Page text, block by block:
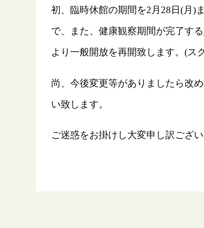
初、臨時休館の期間を2月28日(月)
で、また、健康観察期間が完了する
より一般開放を再開致します。(ス
尚、今後変更等がありましたら改
い致します。
ご迷惑をお掛けし大変申し訳ござ